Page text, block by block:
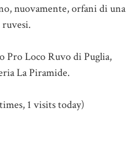
nuovamente, orfani di una
Pro Loco Ruvo di Puglia,
La Piramide.
1 visits today)